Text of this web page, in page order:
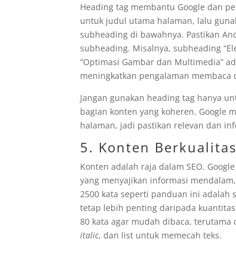
Heading tag membantu Google dan
untuk judul utama halaman, lalu
subheading di bawahnya. Pastikan
subheading. Misalnya, subheading
“Optimasi Gambar dan Multimedia”
meningkatkan pengalaman
Jangan gunakan heading tag hanya
bagian konten yang koheren. Google
halaman, jadi pastikan relevan dan
5. Konten
Konten adalah raja dalam SEO.
yang menyajikan informasi
2500 kata seperti panduan ini
tetap lebih penting daripada
80 kata agar mudah dibaca,
italic, dan list untuk memecah teks.